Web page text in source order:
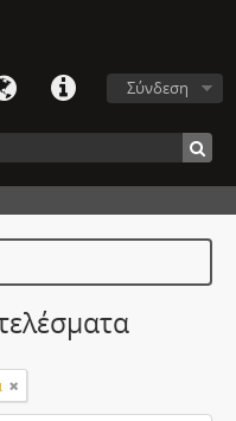
Σύνδεση